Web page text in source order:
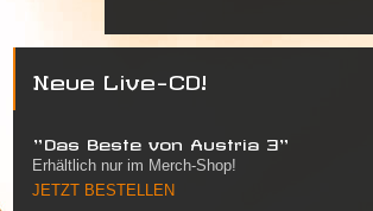
Neue Live-CD!
"Das Beste von Austria 3"
Erhältlich nur im Merch-Shop!
JETZT BESTELLEN